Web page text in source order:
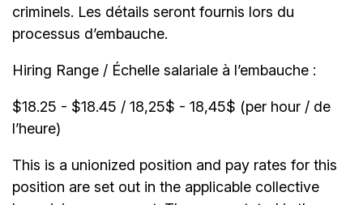
criminels. Les détails seront fournis lors du
processus d’embauche.
Hiring Range / Échelle salariale à l’embauche :
$18.25 - $18.45 / 18,25$ - 18,45$ (per hour / de
l’heure)
This is a unionized position and pay rates for this
position are set out in the applicable collective